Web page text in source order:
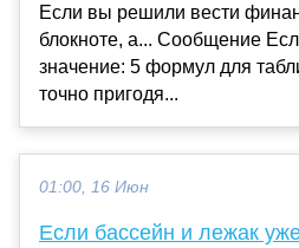
Если вы решили вести
блокноте, а... Сообщение
значение: 5 формул для
точно пригодя...
01:00, 16 Июн
Если бассейн и лежак